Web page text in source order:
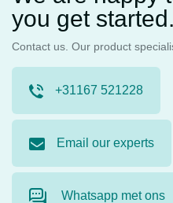
you get started.
Contact us. Our product
+31167 521228
Email our experts
Whatsapp met ons